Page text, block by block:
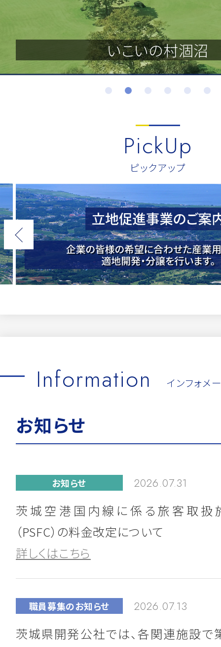
水戸浄水場
茨城県開発公社ビ
いこいの村涸沼
PickUp
ピックアップ
Information インフォメ
お知らせ
お知らせ 2026.07.31
茨城空港国内線に係る旅客取扱
（PSFC）の料金改定について
詳しくはこちら
職員募集のお知らせ 2026.07.13
茨城県開発公社では、各関連施設で